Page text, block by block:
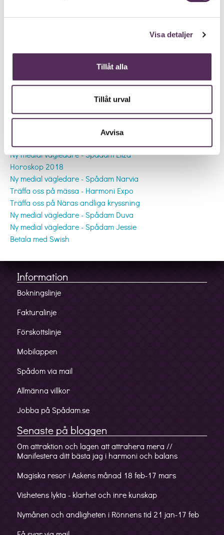
Visa detaljer
Tillåt alla
Tillåt urval
Avvisa
Andra inlägg
Ny medial vägledare - Spådam Donia
Ny medial vägledare - Spådam Eliza
Horoskop 2018
Ny medial vägledare - Spådam Narvia
Träffa oss på mässa - Harmoni Expo
Träffa oss på Näras andliga kryssning
Ny medial vägledare - Spådam Duva
Ny medial vägledare - Spådam Jessie
Betala med Swish
Information
Bokningslinje
Fakturalinje
Förskottslinje
Mobilappen
Spådom via mail
Allmänna villkor
Jobba på Spådam.se
Senaste på bloggen
Om attraktion och lagen att attrahera mera //
Manifestera ditt bästa jag i harmoni och balans
Magiska resor i Askens månad 18 feb-17 mars
Vishetens lykta - klarhet och inre kunskap
Nymånen och andligheten i Rönnens tid 21 jan-17 feb